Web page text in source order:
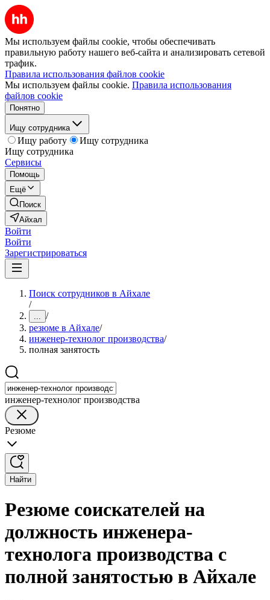
Мы используем файлы cookie, чтобы обеспечивать
правильную работу нашего веб-сайта и анализировать сетевой
трафик.
Правила использования файлов cookie
Мы используем файлы cookie. Правила использования
файлов cookie
Понятно
Ищу сотрудника
Ищу работу
Ищу сотрудника
Ищу сотрудника
Сервисы
Помощь
Ещё
Поиск
Айхал
Войти
Войти
Зарегистрироваться
Поиск сотрудников в Айхале
/
... /
резюме в Айхале/
инженер-технолог производства/
полная занятость
инженер-технолог производства
Резюме
Найти
Резюме соискателей на
должность инженера-
технолога производства с
полной занятостью в Айхале